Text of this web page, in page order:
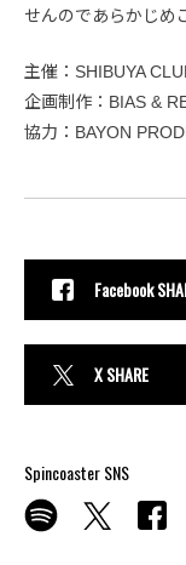
せんのであらかじめ
主催：SHIBUYA
企画制作：BIAS &
協力：BAYON
Facebook
X SHARE
Spincoaster SNS